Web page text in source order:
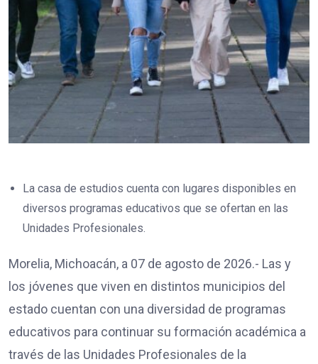
La casa de estudios cuenta con lugares disponibles en
diversos programas educativos que se ofertan en las
Unidades Profesionales.
Morelia, Michoacán, a 07 de agosto de 2026.- Las y
los jóvenes que viven en distintos municipios del
estado cuentan con una diversidad de programas
educativos para continuar su formación académica a
través de las Unidades Profesionales de la